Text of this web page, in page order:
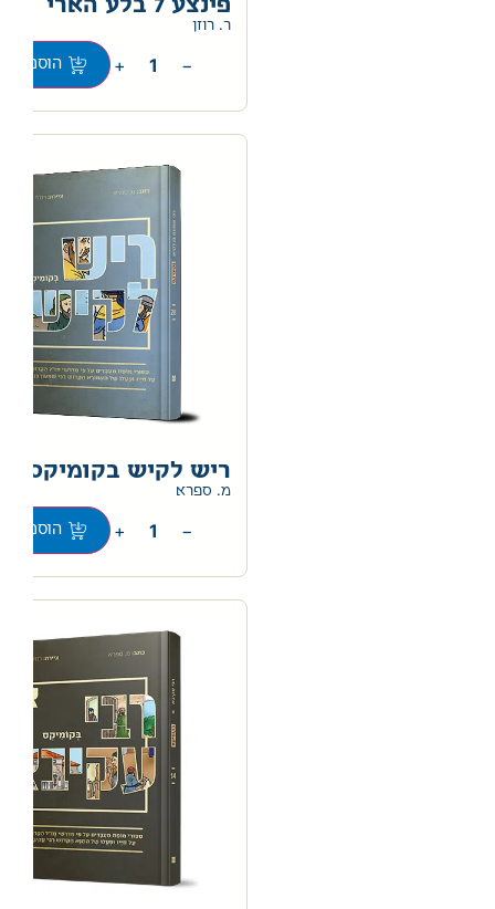
פינצע 7 בלע הארי
ר. רוזן
−
+ הוספה
ריש לקיש בקומיקס
מ. ספרא
−
+ הוספה